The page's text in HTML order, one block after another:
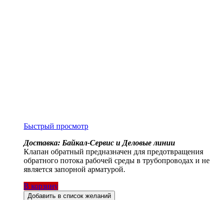
Быстрый просмотр
Доставка: Байкал-Сервис и Деловые линии
Клапан обратный предназначен для предотвращения
обратного потока рабочей среды в трубопроводах и не
является запорной арматурой.
В корзину
Добавить в список желаний